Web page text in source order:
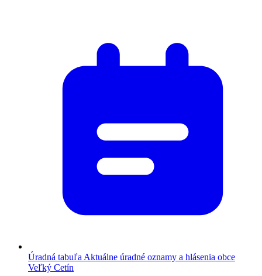
Úradná tabuľa Aktuálne úradné oznamy a hlásenia obce
Veľký Cetín